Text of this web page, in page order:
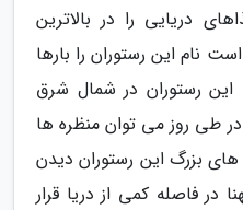
دریایی را در بالاترین
نام این رستوران را بارها
این رستوران در شمال شرق
طی روز می توان منظره ها
های بزرگ این رستوران دیدن
در فاصله کمی از دریا قرار